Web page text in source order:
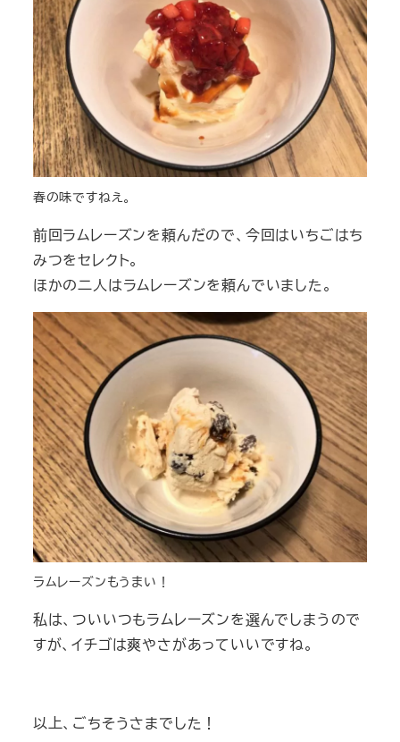
春の味ですねえ。
前回ラムレーズンを頼んだので、今回はいちごはち
みつをセレクト。
ほかの二人はラムレーズンを頼んでいました。
ラムレーズンもうまい！
私は、ついいつもラムレーズンを選んでしまうので
すが、イチゴは爽やさがあっていいですね。
以上、ごちそうさまでした！